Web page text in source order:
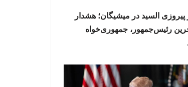
السید در میشیگان؛ هشدار
رئیس‌جمهور، جمهوری‌خواه